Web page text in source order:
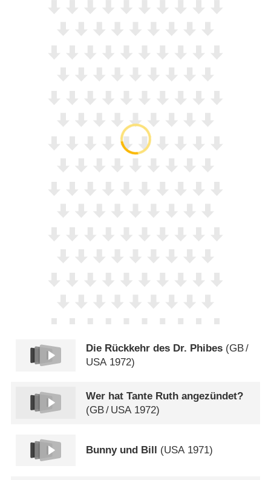
Die Rückkehr des Dr. Phibes (GB/
USA1972)
Wer hat Tante Ruth angezündet?
(GB/ USA 1972)
Bunny und Bill (USA1971)